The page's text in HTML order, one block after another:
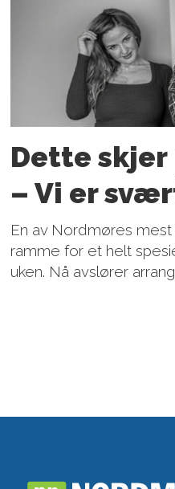
Dette skjer
– Vi er
En av Nordmøres mest
ramme for et helt
uken. Nå avslører